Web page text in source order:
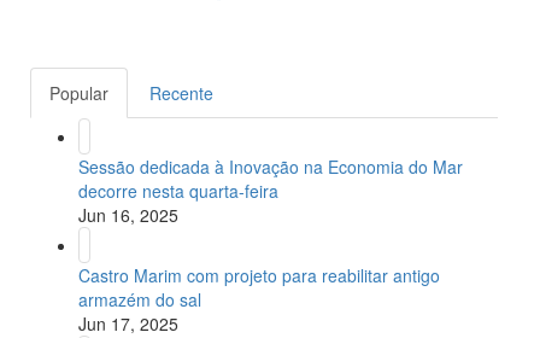
Popular Recente
Sessão dedicada à Inovação na Economia do Mar
decorre nesta quarta-feira
Jun 16, 2025
Castro Marim com projeto para reabilitar antigo
armazém do sal
Jun 17, 2025